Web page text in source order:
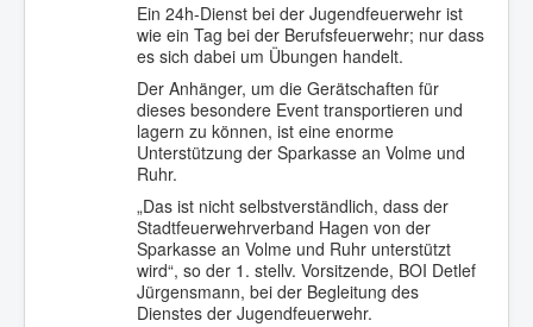
Ein 24h-Dienst bei der Jugendfeuerwehr ist
wie ein Tag bei der Berufsfeuerwehr; nur dass
es sich dabei um Übungen handelt.
Der Anhänger, um die Gerätschaften für
dieses besondere Event transportieren und
lagern zu können, ist eine enorme
Unterstützung der Sparkasse an Volme und
Ruhr.
„Das ist nicht selbstverständlich, dass der
Stadtfeuerwehrverband Hagen von der
Sparkasse an Volme und Ruhr unterstützt
wird“, so der 1. stellv. Vorsitzende, BOI Detlef
Jürgensmann, bei der Begleitung des
Dienstes der Jugendfeuerwehr.